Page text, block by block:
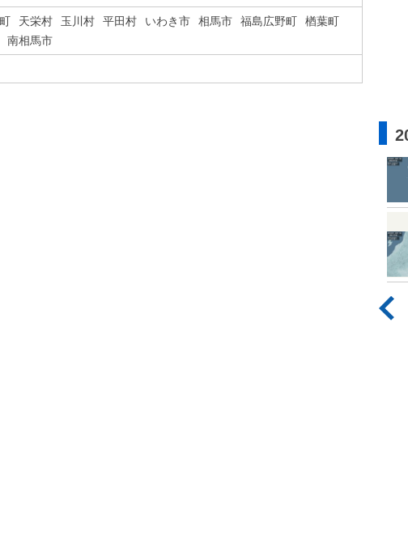
天栄村 玉川村 平田村 いわき市 相馬市 福島広野町
楢葉町
南相馬市